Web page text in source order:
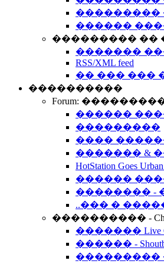
���������
������
��������� ��
�������
RSS/XML feed
�� ��� ���
����������
Forum:
������
���������
����
������� &
HotStation Goes
������
�������� -
..��� �
���������� -
������� Live
������ -
���������